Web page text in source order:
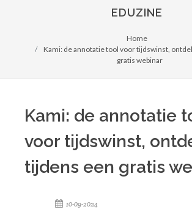
EDUZINE
Home
Kami: de annotatie tool voor tijdswinst,
gratis webinar
Kami: de annotatie
voor tijdswinst,
tijdens een gratis
10-09-2024